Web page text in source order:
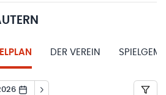
DER VEREIN